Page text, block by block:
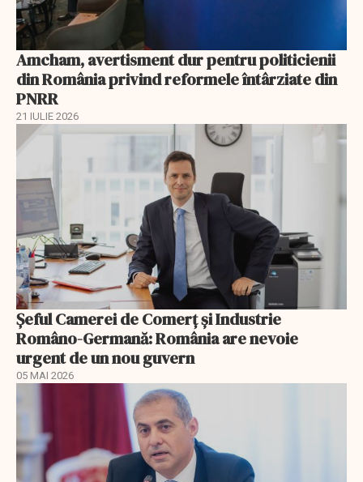
Amcham, avertisment dur pentru politicienii
din România privind reformele întârziate din
PNRR
21 IULIE 2026
Șeful Camerei de Comerț și Industrie
Româno-Germană: România are nevoie
urgent de un nou guvern
05 MAI 2026